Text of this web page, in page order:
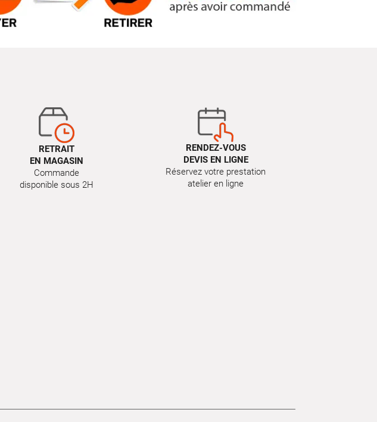
RETRAIT
EN MAGASIN
Commande
disponible sous 2H
RENDEZ-VOUS
DEVIS EN LIGNE
Réservez votre prestation
atelier en ligne